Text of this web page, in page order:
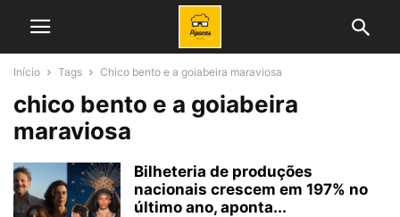
Início Tags Chico bento e a goiabeira maraviosa
chico bento e a goiabeira
maraviosa
Bilheteria de produções
nacionais crescem em 197% no
último ano, aponta...